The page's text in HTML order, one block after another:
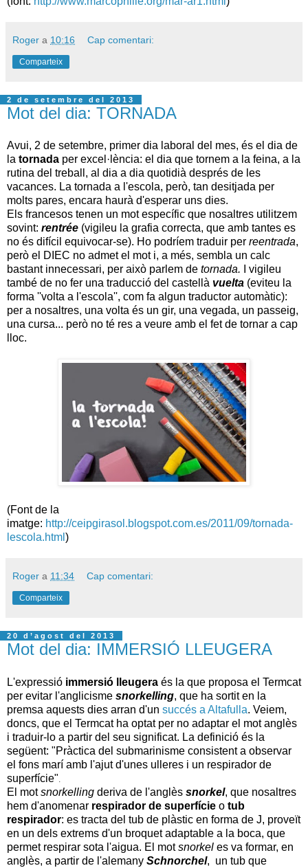
Roger a 10:16 Cap comentari:
Comparteix
2 de setembre del 2013
Mot del dia: TORNADA
Avui, 2 de setembre, primer dia laboral del mes, és el dia de
la tornada per excel·lència: el dia que tornem a la feina, a la
rutina del treball, al dia a dia quotidià després de les
vacances. La tornada a l'escola, però, tan desitjada per
molts pares, encara haurà d'esperar uns dies.
Els francesos tenen un mot específic que nosaltres utilitzem
sovint: rentrée (vigileu la grafia correcta, que amb tantes es
no és difícil equivocar-se). Ho podríem traduir per reentrada,
però el DIEC no admet el mot i, a més, sembla un calc
bastant innecessari, per això parlem de tornada.
I vigileu
també de no fer una traducció del castellà vuelta (eviteu la
forma ''volta a l'escola'', com fa algun traductor automàtic):
per a nosaltres, una volta és un gir, una vegada, un passeig,
una cursa... però no té res a veure amb el fet de tornar a cap
lloc.
(Font de la
imatge: http://ceipgirasol.blogspot.com.es/2011/09/tornada-
lescola.html )
Roger a 11:34 Cap comentari:
Comparteix
20 d’agost del 2013
Mot del dia: IMMERSIÓ LLEUGERA
L'expressió immersió lleugera és la que proposa el Termcat
per evitar l'anglicisme snorkelling, que ha sortit en la
premsa aquests dies arran d'un succés a Altafulla. Veiem,
doncs, que el Termcat ha optat per no adaptar el mot anglès
i traduir-lo a partir del seu significat. La definició és la
següent: "Pràctica del submarinisme consistent a observar
el fons marí amb l'ajut d'unes ulleres i un respirador de
superfície".
El motsnorkelling deriva de l'anglès snorkel, que nosaltres
hem d'anomenar respirador de superfície o tub
respirador: es tracta del tub de plàstic en forma de J, proveït
en un dels extrems d'un broquet adaptable a la boca, que
permet respirar sota l'aigua. El motsnorkel es va formar, en
anglès, a partir de l'alemany Schnorchel, un tub que